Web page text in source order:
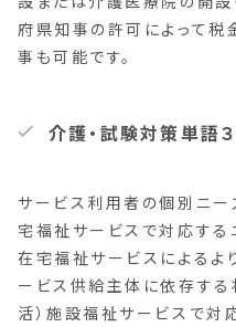
府県知事の許可によって
事も可能です。
介護・試験対策単語
サービス利用者の個別ニー
宅福祉サービスで対応する
在宅福祉サービスによるよ
ービス供給主体に依存する
活）施設福祉サービスで対